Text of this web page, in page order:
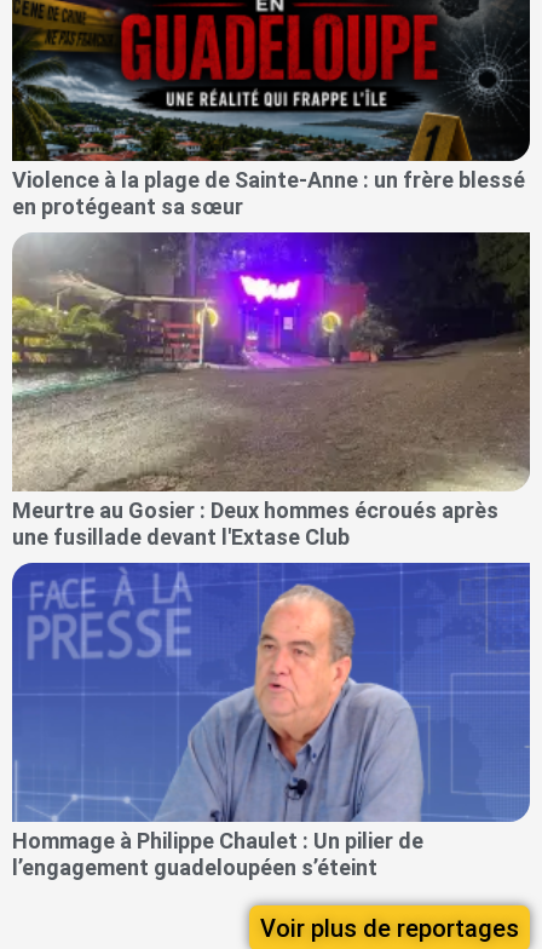
Violence à la plage de Sainte-Anne : un frère blessé
en protégeant sa sœur
Meurtre au Gosier : Deux hommes écroués après
une fusillade devant l'Extase Club
Hommage à Philippe Chaulet : Un pilier de
l’engagement guadeloupéen s’éteint
Voir plus de reportages